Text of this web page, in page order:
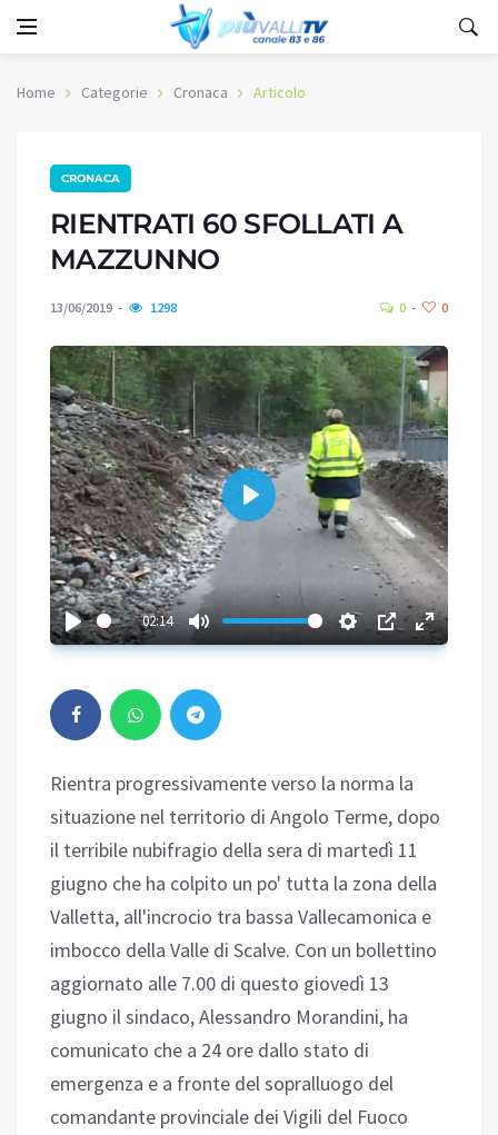
Home Categorie Cronaca Articolo
CRONACA
RIENTRATI 60 SFOLLATI A
MAZZUNNO
13/06/2019 1298 0 0
02:14
Play
Rientra progressivamente verso la norma la
situazione nel territorio di Angolo Terme, dopo
il terribile nubifragio della sera di martedì 11
giugno che ha colpito un po' tutta la zona della
Valletta, all'incrocio tra bassa Vallecamonica e
imbocco della Valle di Scalve. Con un bollettino
aggiornato alle 7.00 di questo giovedì 13
giugno il sindaco, Alessandro Morandini, ha
comunicato che a 24 ore dallo stato di
emergenza e a fronte del sopralluogo del
comandante provinciale dei Vigili del Fuoco